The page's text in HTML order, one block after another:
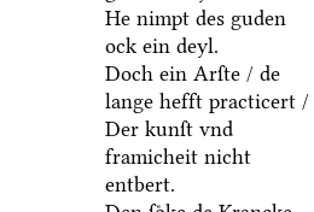
He nimpt des guden
ock ein deyl.
Doch ein Arſte / de
lange hefft practicert /
Der kunſt vnd
framicheit nicht
entbert.